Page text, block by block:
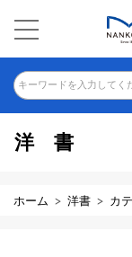
キーワードを入力してく
洋書
ホーム 洋書 カ